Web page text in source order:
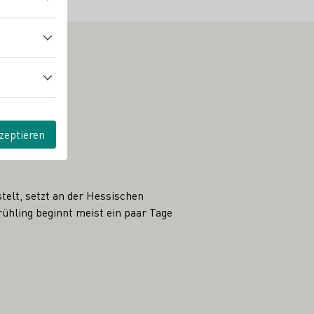
setzt an der Hessischen
beginnt meist ein paar Tage